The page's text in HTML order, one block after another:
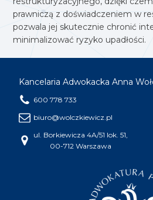
prawniczą z doświadczeniem w
pozwala jej skutecznie chronić
minimalizować ryzyko upadłości.
Kancelaria Adwokacka Anna
600 778 733
biuro@wolczkiewicz.pl
ul. Borkiewicza 4A/51 lok. 51,
00-712 Warszawa